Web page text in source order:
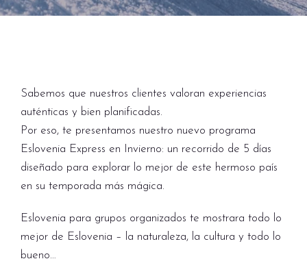
Sabemos que nuestros clientes valoran experiencias
auténticas y bien planificadas.
Por eso, te presentamos nuestro nuevo programa
Eslovenia Express en Invierno: un recorrido de 5 días
diseñado para explorar lo mejor de este hermoso país
en su temporada más mágica.
Eslovenia para grupos organizados te mostrara todo lo
mejor de Eslovenia – la naturaleza, la cultura y todo lo
bueno…